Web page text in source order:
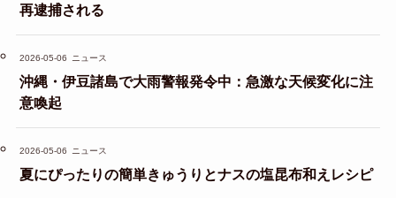
再逮捕される
2026-05-06 ニュース
沖縄・伊豆諸島で大雨警報発令中：急激な天候変化に注
意喚起
2026-05-06 ニュース
夏にぴったりの簡単きゅうりとナスの塩昆布和えレシピ